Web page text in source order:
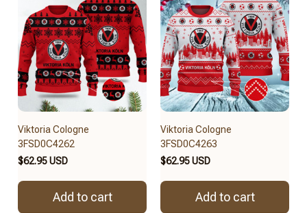
Viktoria Cologne
3FSD0C4262
$62.95 USD
Add to cart
Viktoria Cologne
3FSD0C4263
$62.95 USD
Add to cart